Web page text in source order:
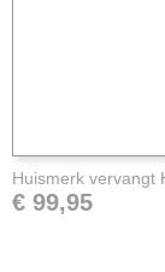
Huismerk vervangt
€ 99,95